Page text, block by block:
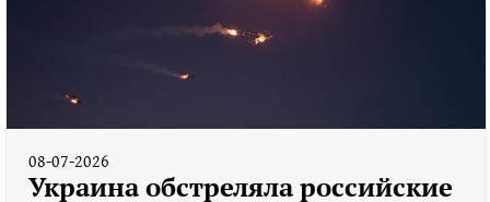
08-07-2026
Украина обстреляла российские